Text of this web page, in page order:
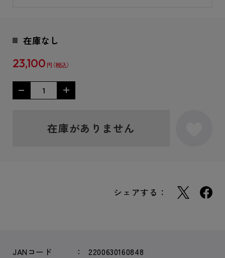
在庫なし
23,100 円
在庫がありません
シェアする：
JANコード 2200630160848